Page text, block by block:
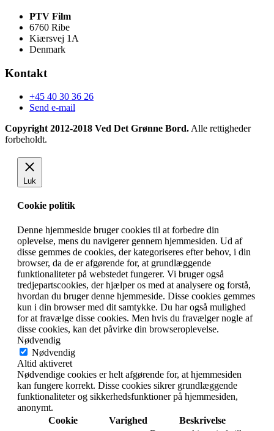
PTV Film
6760 Ribe
Kiærsvej 1A
Denmark
Kontakt
+45 40 30 36 26
Send e-mail
Copyright 2012-2018 Ved Det Grønne Bord. Alle rettigheder
forbeholdt.
Luk
Cookie politik
Denne hjemmeside bruger cookies til at forbedre din
oplevelse, mens du navigerer gennem hjemmesiden. Ud af
disse gemmes de cookies, der kategoriseres efter behov, i din
browser, da de er afgørende for, at grundlæggende
funktionaliteter på webstedet fungerer. Vi bruger også
tredjepartscookies, der hjælper os med at analysere og forstå,
hvordan du bruger denne hjemmeside. Disse cookies gemmes
kun i din browser med dit samtykke. Du har også mulighed
for at fravælge disse cookies. Men hvis du fravælger nogle af
disse cookies, kan det påvirke din browseroplevelse.
Nødvendig
Nødvendig
Altid aktiveret
Nødvendige cookies er helt afgørende for, at hjemmesiden
kan fungere korrekt. Disse cookies sikrer grundlæggende
funktionaliteter og sikkerhedsfunktioner på hjemmesiden,
anonymt.
Cookie
Varighed Beskrivelse